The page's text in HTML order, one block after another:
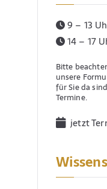
9 – 13
14 – 17
Bitte
unsere
für Sie da
Termine.
jetzt